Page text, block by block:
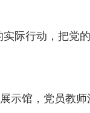
行动，把党的
馆，党员教